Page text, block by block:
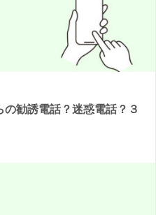
勧誘電話？迷惑電話？３